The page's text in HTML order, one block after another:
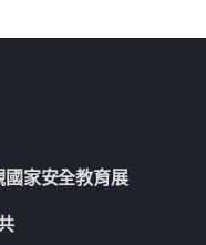
家安全教育展